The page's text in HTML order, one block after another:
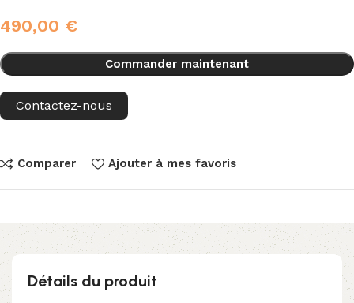
490,00 €
Commander maintenant
Contactez-nous
Comparer Ajouter à mes favoris
Détails du produit